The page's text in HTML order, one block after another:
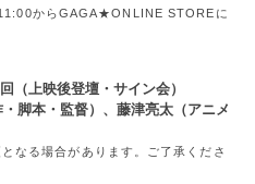
からGAGA★ONLINE STOREに
（上映後登壇・サイン会）
脚本・監督）、藤津亮太（アニメ
る場合があります。ご了承くださ